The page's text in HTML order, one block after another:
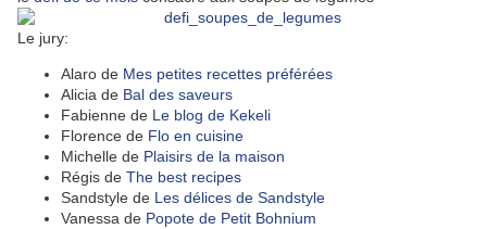
Le jury:
Alaro de Mes petites recettes préférées
Alicia de Bal des saveurs
Fabienne de Le blog de Kekeli
Florence de Flo en cuisine
Michelle de Plaisirs de la maison
Régis de The best recipes
Sandstyle de Les délices de Sandstyle
Vanessa de Popote de Petit Bohnium